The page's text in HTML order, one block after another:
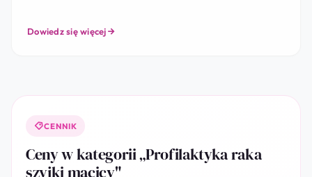
Dowiedz się więcej
CENNIK
Ceny w kategorii „Profilaktyka raka
szyjki macicy"